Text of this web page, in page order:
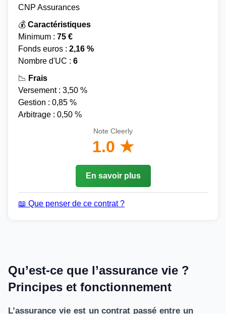
CNP Assurances
💰 Caractéristiques
Minimum : 75 €
Fonds euros : 2,16 %
Nombre d'UC : 6
📉 Frais
Versement : 3,50 %
Gestion : 0,85 %
Arbitrage : 0,50 %
Note Cleerly
1.0 ★
En savoir plus
📖 Que penser de ce contrat ?
Qu’est-ce que l’assurance vie ?
Principes et fonctionnement
L’assurance vie est un contrat passé entre un